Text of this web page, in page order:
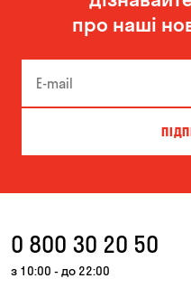
про наші
0 800 30 20 50
з 10:00 - до 22:00